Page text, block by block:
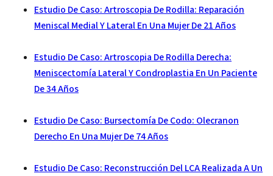
Estudio De Caso: Artroscopia De Rodilla: Reparación
Meniscal Medial Y Lateral En Una Mujer De 21 Años
Estudio De Caso: Artroscopia De Rodilla Derecha:
Meniscectomía Lateral Y Condroplastia En Un Paciente
De 34 Años
Estudio De Caso: Bursectomía De Codo: Olecranon
Derecho En Una Mujer De 74 Años
Estudio De Caso: Reconstrucción Del LCA Realizada A Un